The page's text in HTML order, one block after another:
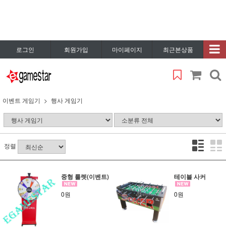
로그인 회원가입 마이페이지 최근본상품
이벤트 게임기 행사 게임기
정렬
중형 룰렛(이벤트)
0원
테이블 사커
0원